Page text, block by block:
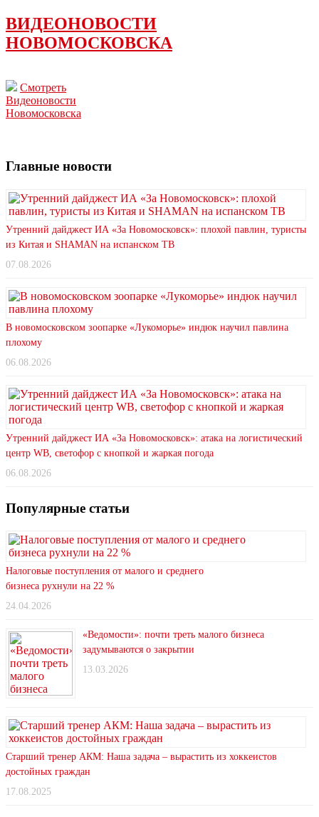
ВИДЕОНОВОСТИ
НОВОМОСКОВСКА
Смотреть
Видеоновости
Новомосковска
Главные новости
Утренний дайджест ИА «За Новомосковск»: плохой павлин, туристы
из Китая и SHAMAN на испанском ТВ
07.08.2026
В новомосковском зоопарке «Лукоморье» индюк научил павлина
плохому
06.08.2026
Утренний дайджест ИА «За Новомосковск»: атака на логистический
центр WB, светофор с кнопкой и жаркая погода
06.08.2026
Популярные статьи
Налоговые поступления от малого и среднего
бизнеса рухнули на 22 %
24.04.2026
«Ведомости»: почти треть малого бизнеса
задумываются о закрытии
13.03.2026
Старший тренер АКМ: Наша задача – вырастить из хоккеистов
достойных граждан
17.08.2025